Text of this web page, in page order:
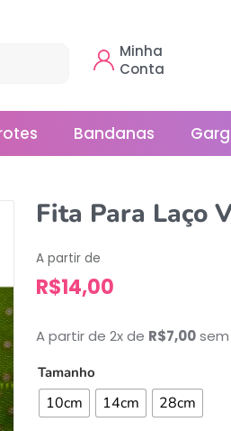
Minha
Conta
Bandanas
Fita Para Laço
A partir de
R$14,00
A partir de 2x de R$7,00sem
Tamanho
10cm 14cm 28cm